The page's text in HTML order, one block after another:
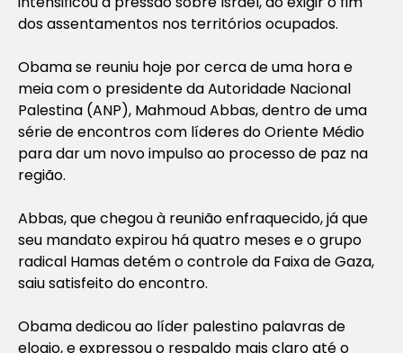
dos assentamentos nos territórios ocupados.
Obama se reuniu hoje por cerca de uma hora e
meia com o presidente da Autoridade Nacional
Palestina (ANP), Mahmoud Abbas, dentro de uma
série de encontros com líderes do Oriente Médio
para dar um novo impulso ao processo de paz na
região.
Abbas, que chegou à reunião enfraquecido, já que
seu mandato expirou há quatro meses e o grupo
radical Hamas detém o controle da Faixa de Gaza,
saiu satisfeito do encontro.
Obama dedicou ao líder palestino palavras de
elogio, e expressou o respaldo mais claro até o